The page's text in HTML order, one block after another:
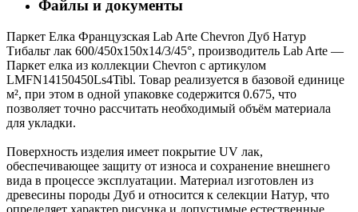
Файлы и документы
Паркет Елка Французская Lab Arte Chevron Дуб Натур
Тибальт лак 600/450х150х14/3/45°, производитель Lab Arte —
Паркет елка из коллекции Chevron с артикулом
LMFN14150450Ls4Tibl. Товар реализуется в базовой единице
м², при этом в одной упаковке содержится 0.675, что
позволяет точно рассчитать необходимый объём материала
для укладки.
Поверхность изделия имеет покрытие UV лак,
обеспечивающее защиту от износа и сохранение внешнего
вида в процессе эксплуатации. Материал изготовлен из
древесины породы Дуб и относится к селекции Натур, что
определяет характер рисунка и допустимые естественные